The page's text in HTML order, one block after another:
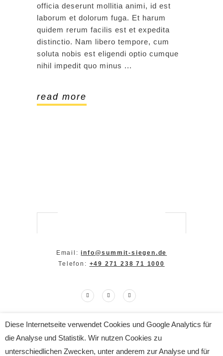
officia deserunt mollitia animi, id est
laborum et dolorum fuga. Et harum
quidem rerum facilis est et expedita
distinctio. Nam libero tempore, cum
soluta nobis est eligendi optio cumque
nihil impedit quo minus
read more
Email:info@summit-siegen.de
Telefon: +49 271 238 71 1000
Copyright The SUMMIT 2024
All Rights Reserved
Impressum|Datenschutz
Diese Internetseite verwendet Cookies und Google Analytics für
die Analyse und Statistik. Wir nutzen Cookies zu
unterschiedlichen Zwecken, unter anderem zur Analyse und für